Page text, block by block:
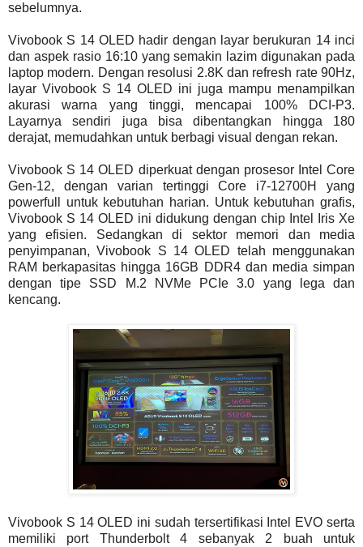
sebelumnya.
Vivobook S 14 OLED hadir dengan layar berukuran 14 inci
dan aspek rasio 16:10 yang semakin lazim digunakan pada
laptop modern. Dengan resolusi 2.8K dan refresh rate 90Hz,
layar Vivobook S 14 OLED ini juga mampu menampilkan
akurasi warna yang tinggi, mencapai 100% DCI-P3.
Layarnya sendiri juga bisa dibentangkan hingga 180
derajat, memudahkan untuk berbagi visual dengan rekan.
Vivobook S 14 OLED diperkuat dengan prosesor Intel Core
Gen-12, dengan varian tertinggi Core i7-12700H yang
powerfull untuk kebutuhan harian. Untuk kebutuhan grafis,
Vivobook S 14 OLED ini didukung dengan chip Intel Iris Xe
yang efisien. Sedangkan di sektor memori dan media
penyimpanan, Vivobook S 14 OLED telah menggunakan
RAM berkapasitas hingga 16GB DDR4 dan media simpan
dengan tipe SSD M.2 NVMe PCIe 3.0 yang lega dan
kencang.
Vivobook S 14 OLED ini sudah tersertifikasi Intel EVO serta
memiliki port Thunderbolt 4 sebanyak 2 buah untuk